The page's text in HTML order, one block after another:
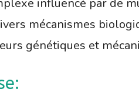
mécanismes
génétiques et